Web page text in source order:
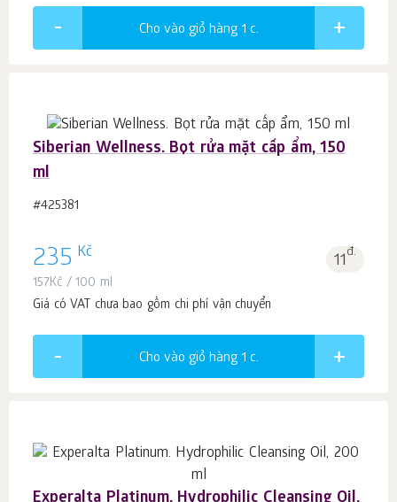
Cho vào giỏ hàng 1 c.
Siberian Wellness. Bọt rửa mặt cấp ẩm, 150
ml
#425381
235 Kč 11đ.
157Kč / 100 ml
Giá có VAT chưa bao gồm chi phí vận chuyển
Cho vào giỏ hàng 1 c.